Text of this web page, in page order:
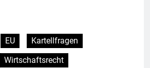
EU
Kartellfragen
Wirtschaftsrecht